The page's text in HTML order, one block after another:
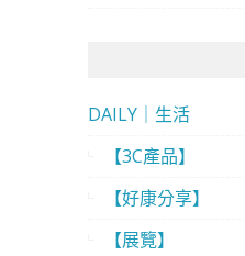
DAILY｜生活
【3C產品】
【好康分享】
【展覽】